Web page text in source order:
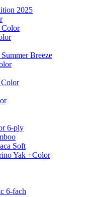
2025
Color
Breeze
Color
6-ply
Soft
Yak +Color
6-fach